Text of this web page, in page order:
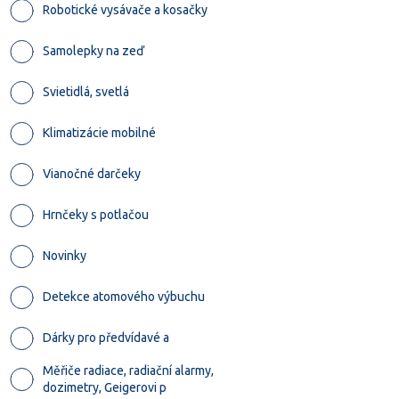
Robotické vysávače a kosačky
Samolepky na zeď
Svietidlá, svetlá
Klimatizácie mobilné
Vianočné darčeky
Hrnčeky s potlačou
Novinky
Detekce atomového výbuchu
Dárky pro předvídavé a
Měřiče radiace, radiační alarmy,
dozimetry, Geigerovi p